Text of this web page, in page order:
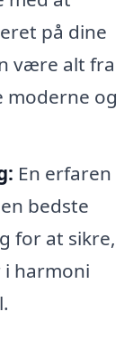
på dine
være alt fra
moderne og
En erfaren
bedste
for at sikre,
harmoni